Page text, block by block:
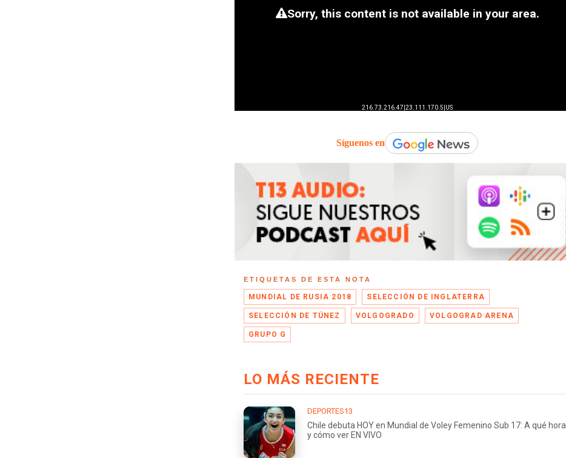
Síguenos en
ETIQUETAS DE ESTA NOTA
MUNDIAL DE RUSIA 2018 SELECCIÓN DE INGLATERRA
SELECCIÓN DE TÚNEZ VOLGOGRADO VOLGOGRAD ARENA
GRUPO G
LO MÁS RECIENTE
DEPORTES13
Chile debuta HOY en Mundial de Voley Femenino Sub 17: A qué hora
y cómo ver EN VIVO